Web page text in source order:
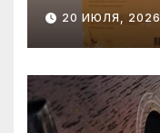
20 ИЮЛЯ, 2026